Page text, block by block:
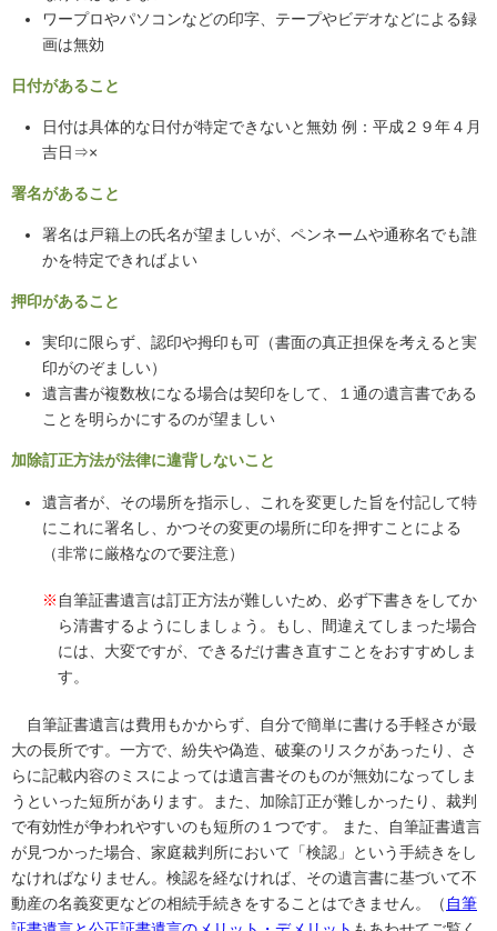
ワープロやパソコンなどの印字、テープやビデオなどによる録
画は無効
日付があること
日付は具体的な日付が特定できないと無効 例：平成２９年４月
吉日⇒×
署名があること
署名は戸籍上の氏名が望ましいが、ペンネームや通称名でも誰
かを特定できればよい
押印があること
実印に限らず、認印や拇印も可（書面の真正担保を考えると実
印がのぞましい）
遺言書が複数枚になる場合は契印をして、１通の遺言書である
ことを明らかにするのが望ましい
加除訂正方法が法律に違背しないこと
遺言者が、その場所を指示し、これを変更した旨を付記して特
にこれに署名し、かつその変更の場所に印を押すことによる
（非常に厳格なので要注意）
※ 自筆証書遺言は訂正方法が難しいため、必ず下書きをしてか
ら清書するようにしましょう。もし、間違えてしまった場合
には、大変ですが、できるだけ書き直すことをおすすめしま
す。
自筆証書遺言は費用もかからず、自分で簡単に書ける手軽さが最
大の長所です。一方で、紛失や偽造、破棄のリスクがあったり、さ
らに記載内容のミスによっては遺言書そのものが無効になってしま
うといった短所があります。また、加除訂正が難しかったり、裁判
で有効性が争われやすいのも短所の１つです。 また、自筆証書遺言
が見つかった場合、家庭裁判所において「検認」という手続きをし
なければなりません。検認を経なければ、その遺言書に基づいて不
動産の名義変更などの相続手続きをすることはできません。（ 自筆